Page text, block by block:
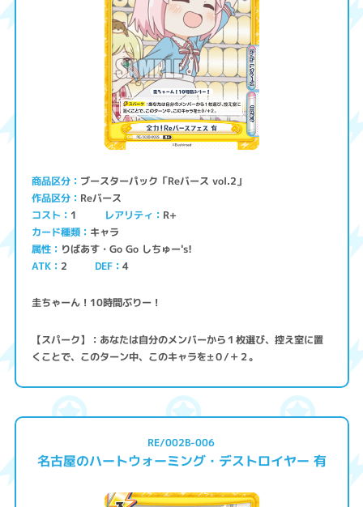
商品区分 ブースターパック「Reバース vol.2」
作品区分 Reバース
コスト 1 レアリティ R+
カード種類 キャラ
属性 りばあす・Go Go しちゅー's!
ATK 2 DEF 4
圭ちゃーん！10時間ぶりー！
【スパーク】：あなたは自分のメンバーから１枚選び、控え室に置
くことで、このターン中、このキャラを±０/＋２。
RE/002B-006
名古屋のハートウォーミング・デストロイヤー 有